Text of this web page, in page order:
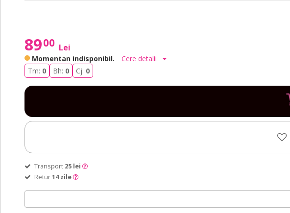
8900 Lei
Momentan indisponibil.
Cere detalii
Tm: 0 Bh: 0 Cj: 0
Transport 25 lei
Retur14 zile